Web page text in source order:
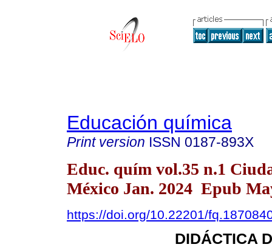
Educación química
Print version ISSN 0187-893X
Educ. quím vol.35 n.1
México Jan. 2024 Epub
https://doi.org/10.22201/
DIDÁCTICA